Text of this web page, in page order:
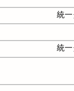
統
統